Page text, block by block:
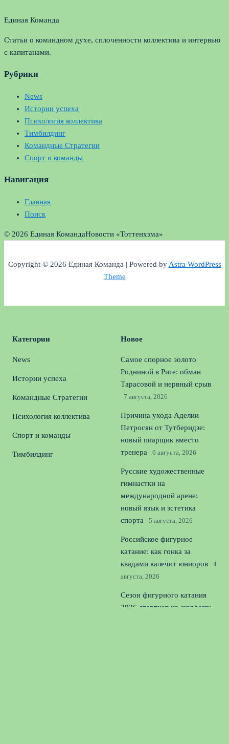
Единая Команда
Статьи о командном духе, сплоченности коллектива и интервью
с капитанами.
Рубрики
News
Истории успеха
Психология коллектива
Тимбилдинг
Командные Стратегии
Спорт и команды
Навигация
Главная
Поиск
© 2026 Единая КомандаНовости «Тоттенхэма»
Copyright © 2026 Единая Команда | Powered byAstra WordPress
Theme
Категории
News
Истории успеха
Командные Стратегии
Психология коллектива
Спорт и команды
Тимбилдинг
Новое
Самое спорное золото
Родниной в Риге: обман
Тарасовой и нервный срыв
7 августа, 2026
Причина ухода Аделии
Петросян от Тутберидзе:
новый пиарщик вместо
тренера
6 августа, 2026
Русские художественные
гимнастки на
международной арене:
новый язык и эстетика
спорта
5 августа, 2026
Российское фигурное
катание: как гонка за
квадами калечит юниоров
4
августа, 2026
Сезон фигурного катания
2026 стартует на cranberry